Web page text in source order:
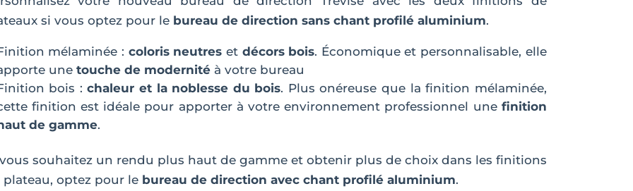
si vous optez pour le bureau de direction sans chant profilé aluminium.
mélaminée : coloris neutres et décors bois. Économique et personnalisable, elle
une touche de modernitéà votre bureau
bois :chaleur et la noblesse du bois. Plus onéreuse que la finition mélaminée,
finition est idéale pour apporter à votre environnement professionnel une finition
de gamme.
souhaitez un rendu plus haut de gamme et obtenir plus de choix dans les finitions
plateau, optez pour le bureau de direction avec chant profilé aluminium.